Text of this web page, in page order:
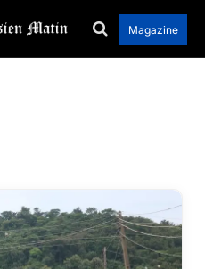
Magazine